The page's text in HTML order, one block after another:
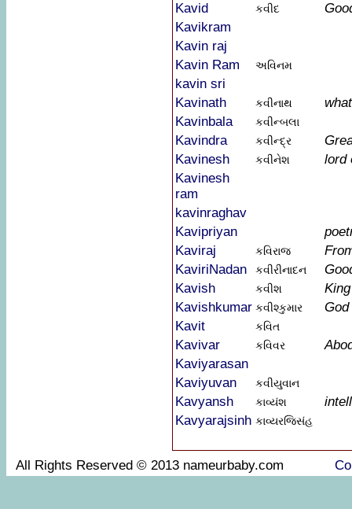
Kavid
કવીદ
Kavikram
Kavin raj
Kavin Ram
અવિનમ
kavin sri
Kavinath
કવીનાથ
what
Kavinbala
કવીન્બલા
Kavindra કવીન્દ્ર
Kavinesh
કવીનેશ
lord
Kavinesh
ram
kavinraghav
Kavipriyan
Kaviraj
કવિરાજ
KaviriNadan
કવીરીનાદન
Kavish
કવીશ
Kavishkumar કવીશ્કુમાર
God
Kavit
કવિત
Kavivar કવિવર
Kaviyarasan
Kaviyuvan
કવીયુવાન
Kavyansh કાવ્યંશ
Kavyarajsinh કાવ્યરજ્સિંહ
All Rights Reserved © 2013 nameurbaby.com